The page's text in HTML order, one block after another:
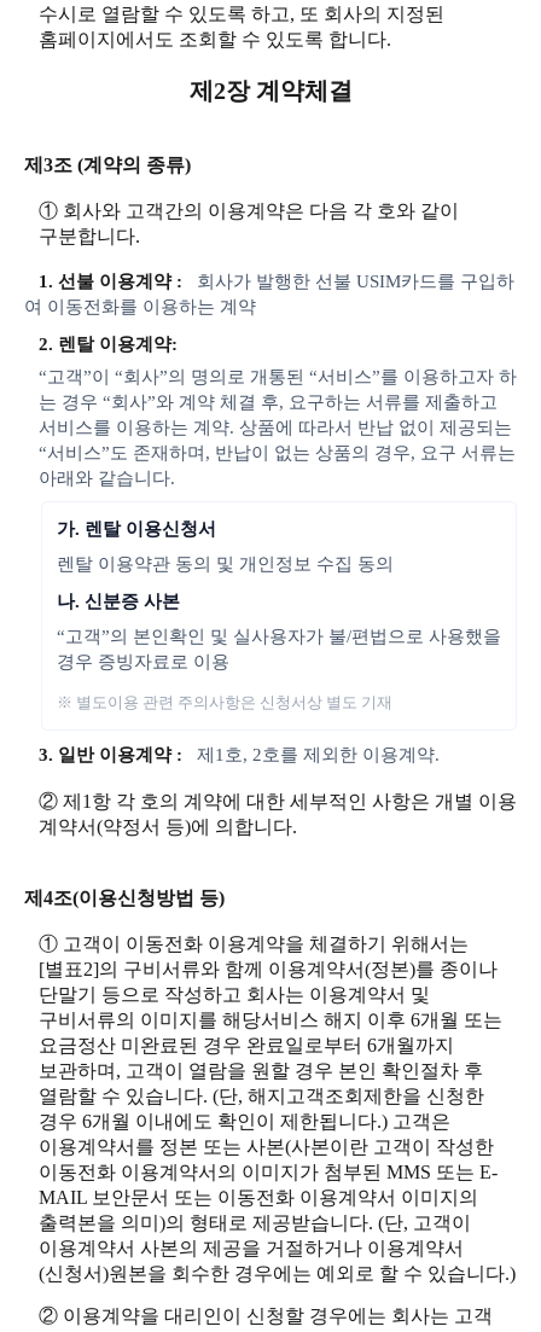
수시로 열람할 수 있도록 하고, 또 회사의 지정된
홈페이지에서도 조회할 수 있도록 합니다.
제2장 계약체결
제3조 (계약의 종류)
① 회사와 고객간의 이용계약은 다음 각 호와 같이
구분합니다.
1. 선불 이용계약 :
회사가 발행한 선불 USIM카드를 구입하
여 이동전화를 이용하는 계약
2. 렌탈 이용계약:
“고객”이 “회사”의 명의로 개통된 “서비스”를 이용하고자 하
는 경우 “회사”와 계약 체결 후, 요구하는 서류를 제출하고
서비스를 이용하는 계약. 상품에 따라서 반납 없이 제공되는
“서비스”도 존재하며, 반납이 없는 상품의 경우, 요구 서류는
아래와 같습니다.
가. 렌탈 이용신청서
렌탈 이용약관 동의 및 개인정보 수집 동의
나. 신분증 사본
“고객”의 본인확인 및 실사용자가 불/편법으로 사용했을
경우 증빙자료로 이용
※ 별도이용 관련 주의사항은 신청서상 별도 기재
3. 일반 이용계약 : 제1호, 2호를 제외한 이용계약.
② 제1항 각 호의 계약에 대한 세부적인 사항은 개별 이용
계약서(약정서 등)에 의합니다.
제4조(이용신청방법 등)
① 고객이 이동전화 이용계약을 체결하기 위해서는
[별표2]의 구비서류와 함께 이용계약서(정본)를 종이나
단말기 등으로 작성하고 회사는 이용계약서 및
구비서류의 이미지를 해당서비스 해지 이후 6개월 또는
요금정산 미완료된 경우 완료일로부터 6개월까지
보관하며, 고객이 열람을 원할 경우 본인 확인절차 후
열람할 수 있습니다. (단, 해지고객조회제한을 신청한
경우 6개월 이내에도 확인이 제한됩니다.) 고객은
이용계약서를 정본 또는 사본(사본이란 고객이 작성한
이동전화 이용계약서의 이미지가 첨부된 MMS 또는 E-
MAIL 보안문서 또는 이동전화 이용계약서 이미지의
출력본을 의미)의 형태로 제공받습니다. (단, 고객이
이용계약서 사본의 제공을 거절하거나 이용계약서
(신청서)원본을 회수한 경우에는 예외로 할 수 있습니다.)
② 이용계약을 대리인이 신청할 경우에는 회사는 고객